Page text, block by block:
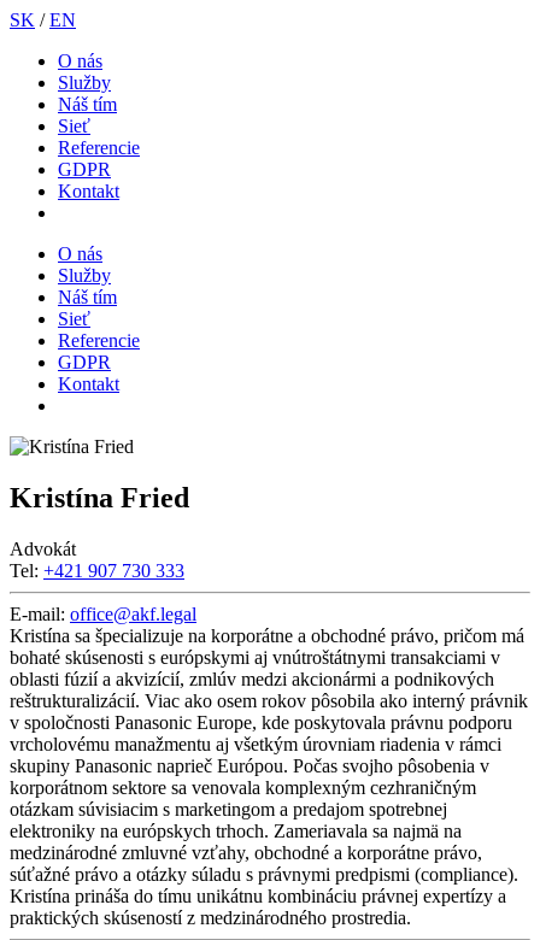
SK / EN
O nás
Služby
Náš tím
Sieť
Referencie
GDPR
Kontakt
O nás
Služby
Náš tím
Sieť
Referencie
GDPR
Kontakt
Kristína Fried
Advokát
Tel: +421 907 730 333
E-mail: office@akf.legal
Kristína sa špecializuje na korporátne a obchodné právo, pričom má
bohaté skúsenosti s európskymi aj vnútroštátnymi transakciami v
oblasti fúzií a akvizícií, zmlúv medzi akcionármi a podnikových
reštrukturalizácií. Viac ako osem rokov pôsobila ako interný právnik
v spoločnosti Panasonic Europe, kde poskytovala právnu podporu
vrcholovému manažmentu aj všetkým úrovniam riadenia v rámci
skupiny Panasonic naprieč Európou. Počas svojho pôsobenia v
korporátnom sektore sa venovala komplexným cezhraničným
otázkam súvisiacim s marketingom a predajom spotrebnej
elektroniky na európskych trhoch. Zameriavala sa najmä na
medzinárodné zmluvné vzťahy, obchodné a korporátne právo,
súťažné právo a otázky súladu s právnymi predpismi (compliance).
Kristína prináša do tímu unikátnu kombináciu právnej expertízy a
praktických skúseností z medzinárodného prostredia.